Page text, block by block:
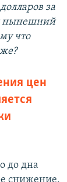
за
нынешний
что
цен
до дна